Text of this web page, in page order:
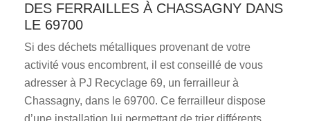
DES FERRAILLES À CHASSAGNY DANS
LE 69700
Si des déchets métalliques provenant de votre
activité vous encombrent, il est conseillé de vous
adresser à PJ Recyclage 69, un ferrailleur à
Chassagny, dans le 69700. Ce ferrailleur dispose
d’une installation lui permettant de trier différents